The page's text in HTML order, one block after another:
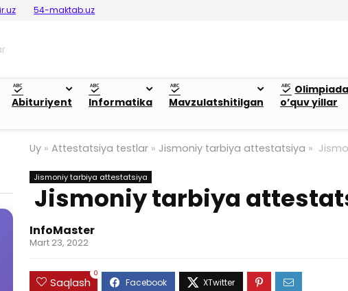
54-maktab.uz
Abituriyent Informatika Mavzulatshitilgan
o’quv yillar
Uy » Attestatsiya testlar » Jismoniy tarbiya attestatsiya »
Jismoniy tarbiya attestatsiya
Jismoniy tarbiya
InfoMaster
Mart 23, 2022
Saqlash
0